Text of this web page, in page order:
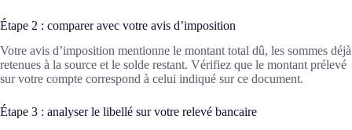
Étape 2 : comparer avec votre avis d’imposition
Votre avis d’imposition mentionne le montant total dû, les sommes déjà
retenues à la source et le solde restant. Vérifiez que le montant prélevé
sur votre compte correspond à celui indiqué sur ce document.
Étape 3 : analyser le libellé sur votre relevé bancaire